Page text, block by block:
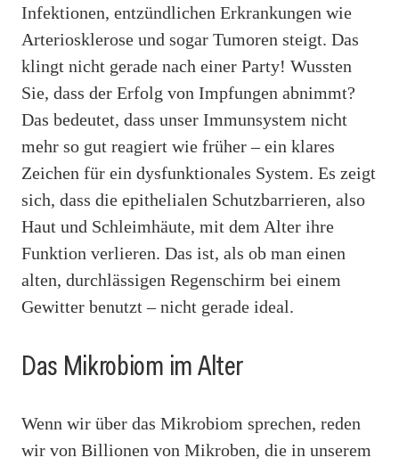
Infektionen, entzündlichen Erkrankungen wie
Arteriosklerose und sogar Tumoren steigt. Das
klingt nicht gerade nach einer Party! Wussten
Sie, dass der Erfolg von Impfungen abnimmt?
Das bedeutet, dass unser Immunsystem nicht
mehr so gut reagiert wie früher – ein klares
Zeichen für ein dysfunktionales System. Es zeigt
sich, dass die epithelialen Schutzbarrieren, also
Haut und Schleimhäute, mit dem Alter ihre
Funktion verlieren. Das ist, als ob man einen
alten, durchlässigen Regenschirm bei einem
Gewitter benutzt – nicht gerade ideal.
Das Mikrobiom im Alter
Wenn wir über das Mikrobiom sprechen, reden
wir von Billionen von Mikroben, die in unserem